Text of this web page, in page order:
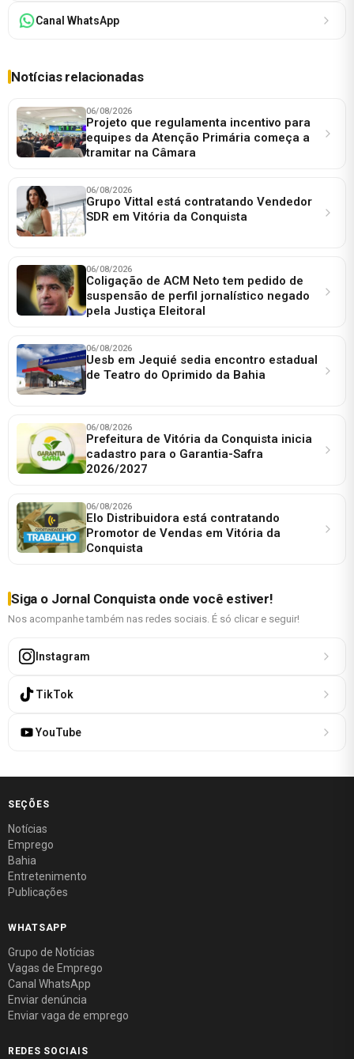
Canal WhatsApp
Notícias relacionadas
06/08/2026
Projeto que regulamenta incentivo para
equipes da Atenção Primária começa a
tramitar na Câmara
06/08/2026
Grupo Vittal está contratando Vendedor
SDR em Vitória da Conquista
06/08/2026
Coligação de ACM Neto tem pedido de
suspensão de perfil jornalístico negado
pela Justiça Eleitoral
06/08/2026
Uesb em Jequié sedia encontro estadual
de Teatro do Oprimido da Bahia
06/08/2026
Prefeitura de Vitória da Conquista inicia
cadastro para o Garantia-Safra
2026/2027
06/08/2026
Elo Distribuidora está contratando
Promotor de Vendas em Vitória da
Conquista
Siga o Jornal Conquista onde você estiver!
Nos acompanhe também nas redes sociais. É só clicar e seguir!
Instagram
TikTok
YouTube
SEÇÕES
Notícias
Emprego
Bahia
Entretenimento
Publicações
WHATSAPP
Grupo de Notícias
Vagas de Emprego
Canal WhatsApp
Enviar denúncia
Enviar vaga de emprego
REDES SOCIAIS